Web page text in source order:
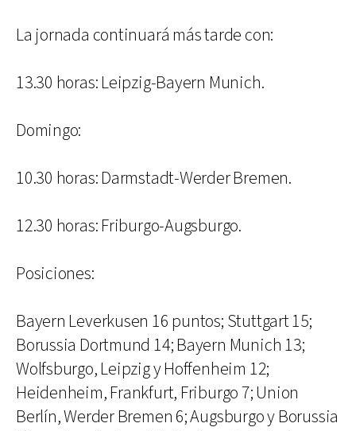
La jornada continuará más tarde con:
13.30 horas: Leipzig-Bayern Munich.
Domingo:
10.30 horas: Darmstadt-Werder Bremen.
12.30 horas: Friburgo-Augsburgo.
Posiciones:
Bayern Leverkusen 16 puntos; Stuttgart 15;
Borussia Dortmund 14; Bayern Munich 13;
Wolfsburgo, Leipzig y Hoffenheim 12;
Heidenheim, Frankfurt, Friburgo 7; Union
Berlín, Werder Bremen 6; Augsburgo y Borussia